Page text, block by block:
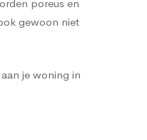
poreus en
gewoon niet
je woning in